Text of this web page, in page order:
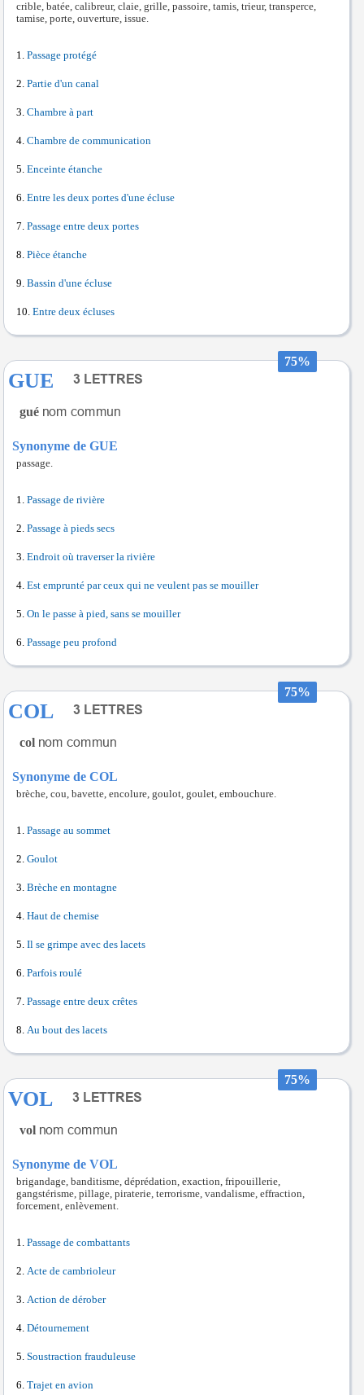
crible, batée, calibreur, claie, grille, passoire, tamis, trieur, transperce,
tamise, porte, ouverture, issue.
Passage protégé
Partie d'un canal
Chambre à part
Chambre de communication
Enceinte étanche
Entre les deux portes d'une écluse
Passage entre deux portes
Pièce étanche
Bassin d'une écluse
Entre deux écluses
75%
GUE
gué
Synonyme de GUE
passage.
Passage de rivière
Passage à pieds secs
Endroit où traverser la rivière
Est emprunté par ceux qui ne veulent pas se mouiller
On le passe à pied, sans se mouiller
Passage peu profond
75%
COL
col
Synonyme de COL
brèche, cou, bavette, encolure, goulot, goulet, embouchure.
Passage au sommet
Goulot
Brèche en montagne
Haut de chemise
Il se grimpe avec des lacets
Parfois roulé
Passage entre deux crêtes
Au bout des lacets
75%
VOL
vol
Synonyme de VOL
brigandage, banditisme, déprédation, exaction, fripouillerie,
gangstérisme, pillage, piraterie, terrorisme, vandalisme, effraction,
forcement, enlèvement.
Passage de combattants
Acte de cambrioleur
Action de dérober
Détournement
Soustraction frauduleuse
Trajet en avion